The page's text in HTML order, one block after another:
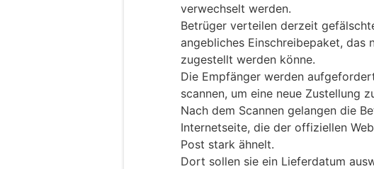
verwechselt werden.
Betrüger verteilen derzeit
angebliches Einschreibepaket, das
zugestellt werden könne.
Die Empfänger werden
scannen, um eine neue Zustellung
Nach dem Scannen gelangen die
Internetseite, die der offiziellen
Post stark ähnelt.
Dort sollen sie ein Lieferdatum